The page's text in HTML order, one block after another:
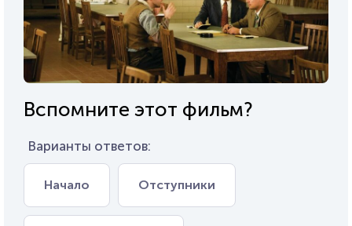
Вспомните этот фильм?
Варианты ответов:
Начало Отступники